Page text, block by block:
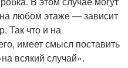
любом этаже — зависит
Так что и на
имеет смысл поставить
всякий случай».